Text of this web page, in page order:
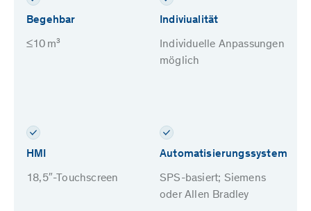
Begehbar
≤10 m³
Indiviualität
Individuelle Anpassungen
möglich
HMI
18,5″-Touchscreen
Automatisierungssystem
SPS-basiert; Siemens
oder Allen Bradley